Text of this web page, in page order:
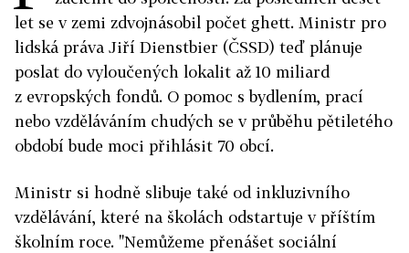
let se v zemi zdvojnásobil počet ghett. Ministr pro
lidská práva Jiří Dienstbier (ČSSD) teď plánuje
poslat do vyloučených lokalit až 10 miliard
z evropských fondů. O pomoc s bydlením, prací
nebo vzděláváním chudých se v průběhu pětiletého
období bude moci přihlásit 70 obcí.
Ministr si hodně slibuje také od inkluzivního
vzdělávání, které na školách odstartuje v příštím
školním roce. "Nemůžeme přenášet sociální